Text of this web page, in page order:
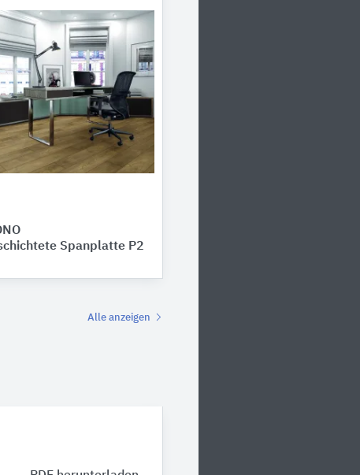
Spanplatte P2
Alle anzeigen